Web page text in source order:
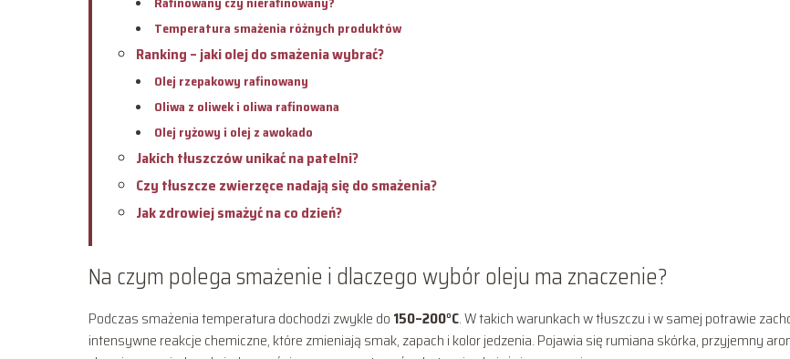
Temperatura smażenia różnych produktów
Ranking – jaki olej do smażenia wybrać?
Olej rzepakowy rafinowany
Oliwa z oliwek i oliwa rafinowana
Olej ryżowy i olej z awokado
Jakich tłuszczów unikać na patelni?
Czy tłuszcze zwierzęce nadają się do smażenia?
Jak zdrowiej smażyć na co dzień?
Na czym polega smażenie i dlaczego wybór oleju ma znaczenie?
Podczas smażenia temperatura dochodzi zwykle do 150–200°C. W takich warunkach w tłuszczu i w samej potrawie
intensywne reakcje chemiczne, które zmieniają smak, zapach i kolor jedzenia. Pojawia się rumiana skórka, przyjemny